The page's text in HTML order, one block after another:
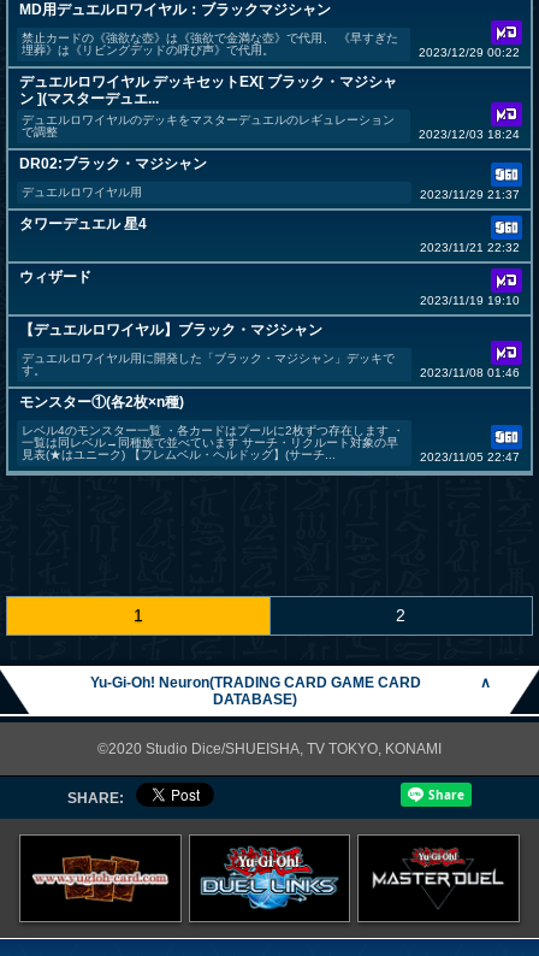
MD用デュエルロワイヤル：ブラックマジシャン
禁止カードの《強欲な壺》は《強欲で金満な壺》で代用、 《早すぎた
埋葬》は《リビングデッドの呼び声》で代用。
2023/12/29 00:22
デュエルロワイヤル デッキセットEX[ ブラック・マジシャ
ン ](マスターデュエ...
デュエルロワイヤルのデッキをマスターデュエルのレギュレーション
で調整
2023/12/03 18:24
DR02:ブラック・マジシャン
デュエルロワイヤル用 2023/11/29 21:37
タワーデュエル 星4
2023/11/21 22:32
ウィザード
2023/11/19 19:10
【デュエルロワイヤル】ブラック・マジシャン
デュエルロワイヤル用に開発した「ブラック・マジシャン」デッキで
す。
2023/11/08 01:46
モンスター①(各2枚×n種)
レベル4のモンスター一覧 ・各カードはプールに2枚ずつ存在します ・
一覧は同レベル→同種族で並べています サーチ・リクルート対象の早
見表(★はユニーク) 【フレムベル・ヘルドッグ】(サーチ...
2023/11/05 22:47
1 2
Yu-Gi-Oh! Neuron(TRADING CARD GAME CARD
DATABASE)
∧
©2020 Studio Dice/SHUEISHA, TV TOKYO, KONAMI
SHARE: